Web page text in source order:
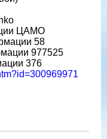
ЦАМО
58
977525
376